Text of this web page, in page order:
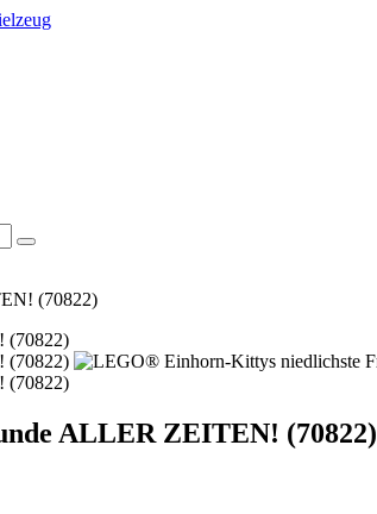
(70822)
ALLER ZEITEN! (70822)